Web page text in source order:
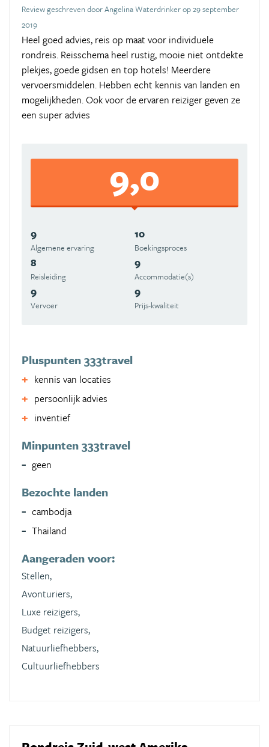
Review geschreven door Angelina Waterdrinker op 29 september
2019
Heel goed advies, reis op maat voor individuele
rondreis. Reisschema heel rustig, mooie niet ontdekte
plekjes, goede gidsen en top hotels! Meerdere
vervoersmiddelen. Hebben echt kennis van landen en
mogelijkheden. Ook voor de ervaren reiziger geven ze
een super advies
9,0
9
Algemene ervaring
10
Boekingsproces
8
Reisleiding
9
Accommodatie(s)
9
Vervoer
9
Prijs-kwaliteit
Pluspunten 333travel
kennis van locaties
persoonlijk advies
inventief
Minpunten 333travel
geen
Bezochte landen
cambodja
Thailand
Aangeraden voor:
Stellen,
Avonturiers,
Luxe reizigers,
Budget reizigers,
Natuurliefhebbers,
Cultuurliefhebbers